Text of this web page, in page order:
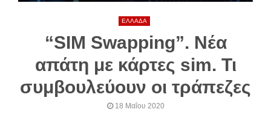
ΕΛΛΑΔΑ
“SIM Swapping”. Νέα
απάτη με κάρτες sim. Τι
συμβουλεύουν οι τράπεζες
18 Μαΐου 2020